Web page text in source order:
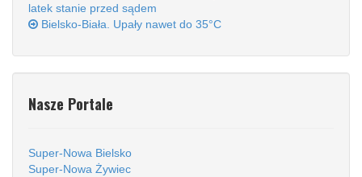
latek stanie przed sądem
Bielsko-Biała. Upały nawet do 35°C
Nasze Portale
Super-Nowa Bielsko
Super-Nowa Żywiec